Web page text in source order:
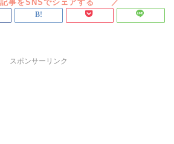
スポンサーリンク